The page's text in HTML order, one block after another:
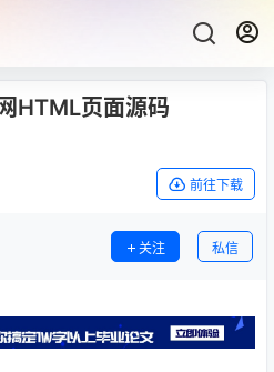
HTML页面源码
前往下载
关注 私信